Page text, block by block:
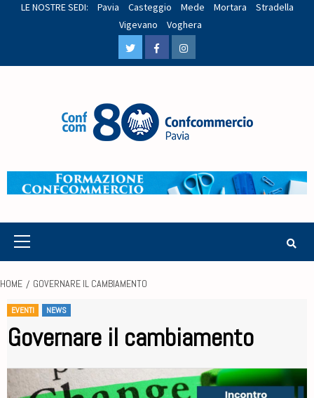
LE NOSTRE SEDI: Pavia Casteggio Mede Mortara
Stradella
Vigevano
Voghera
HOME GOVERNARE IL CAMBIAMENTO
EVENTI NEWS
Governare il cambiamento